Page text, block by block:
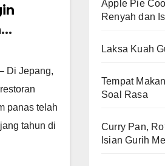
Di Jepang,
panas telah
tahun di
Apple Pie
Renyah dan
Laksa Kuah
Tempat
Soal Rasa
Curry Pan,
Isian Gurih